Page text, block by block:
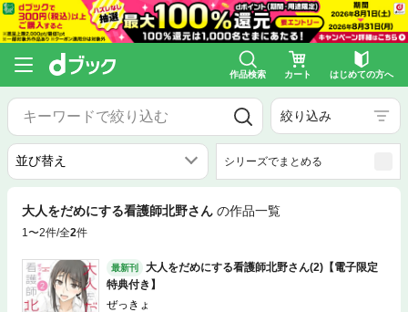
作品検索 カート はじめての方へ
絞り込み
シリーズでまとめる
大人をだめにする看護師北野さん の作品一覧
1〜2件/全2件
最新刊
大人をだめにする看護師北野さん(2)【電子限定
特典付き】
ぜっきょ